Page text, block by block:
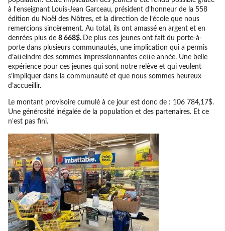
à l’enseignant Louis-Jean Garceau, président d’honneur de la 558
édition du Noël des Nôtres, et la direction de l’école que nous
remercions sincèrement. Au total, ils ont amassé en argent et en
denrées plus de 8 668$. De plus ces jeunes ont fait du porte-à-
porte dans plusieurs communautés, une implication qui a permis
d’atteindre des sommes impressionnantes cette année. Une belle
expérience pour ces jeunes qui sont notre relève et qui veulent
s’impliquer dans la communauté et que nous sommes heureux
d’accueillir.
Le montant provisoire cumulé à ce jour est donc de : 106 784,17$.
Une générosité inégalée de la population et des partenaires. Et ce
n’est pas fini.